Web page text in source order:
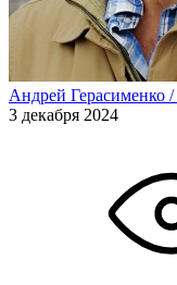
Андрей Герасименко /
3 декабря 2024